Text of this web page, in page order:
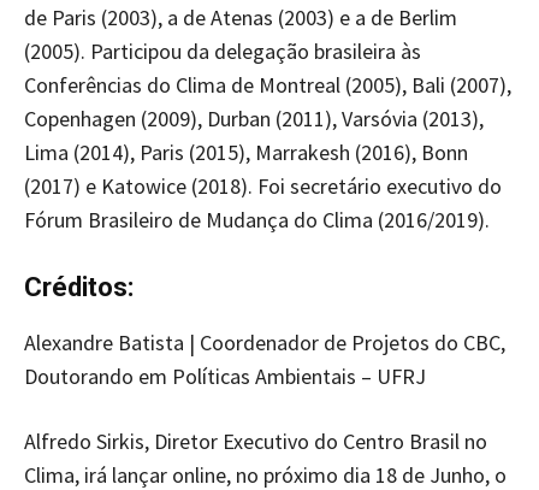
de Paris (2003), a de Atenas (2003) e a de Berlim
(2005). Participou da delegação brasileira às
Conferências do Clima de Montreal (2005), Bali (2007),
Copenhagen (2009), Durban (2011), Varsóvia (2013),
Lima (2014), Paris (2015), Marrakesh (2016), Bonn
(2017) e Katowice (2018). Foi secretário executivo do
Fórum Brasileiro de Mudança do Clima (2016/2019).
Créditos:
Alexandre Batista | Coordenador de Projetos do CBC,
Doutorando em Políticas Ambientais – UFRJ
Alfredo Sirkis, Diretor Executivo do Centro Brasil no
Clima, irá lançar online, no próximo dia 18 de Junho, o